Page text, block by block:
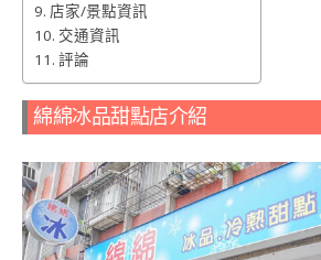
店家/景點資訊
交通資訊
評論
綿綿冰品甜點店介紹